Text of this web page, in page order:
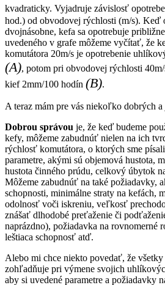
kvadraticky. Vyjadruje závislosť
hod.) od obvodovej rýchlosti (m/s). Keď
dvojnásobne, kefa sa opotrebuje
uvedeného v grafe môžeme vyčítať, že
komutátora 20m/s je opotrebenie
(A), potom pri obvodovej rýchlosti
kief 2mm/100 hodín (B).
A teraz mám pre vás niekoľko dobrých a
Dobrou správou je, že keď budeme
kefy, môžeme zabudnúť nielen na ich
rýchlosť komutátora, o ktorých sme
parametre, akými sú objemová hustota,
hustota činného prúdu, celkový úbytok
Môžeme zabudnúť na také požiadavky,
schopnosti, minimálne straty na kefách,
odolnosť voči iskreniu, veľkosť
znášať dlhodobé preťaženie či
naprázdno), požiadavka na rovnomerné
leštiaca schopnosť atď.
Alebo mi chce niekto povedať, že
zohľadňuje pri výmene svojich
aby si uvedené parametre a požiadavky